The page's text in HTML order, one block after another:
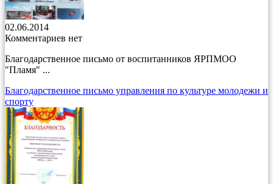
02.06.2014
Комментариев нет
Благодарственное письмо от воспитанников ЯРПМОО
"Пламя" ...
Благодарственное письмо управления по культуре молодежи и
спорту